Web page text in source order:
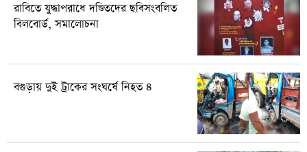
রাবিতে যুদ্ধাপরাধে দণ্ডিতদের ছবিসংবলিত
বিলবোর্ড, সমালোচনা
বগুড়ায় দুই ট্রাকের সংঘর্ষে নিহত ৪